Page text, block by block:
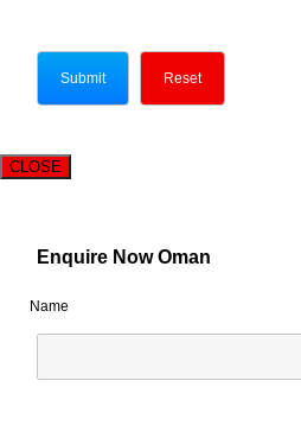
CLOSE
Enquire Now Oman
Name